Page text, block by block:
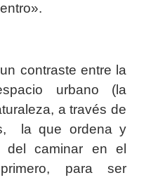
contraste entre la
urbano (la
a través de
la que ordena y
del caminar en el
para ser